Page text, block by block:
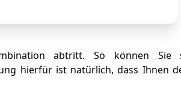
abtritt. So können Sie
hierfür ist natürlich, dass Ihnen